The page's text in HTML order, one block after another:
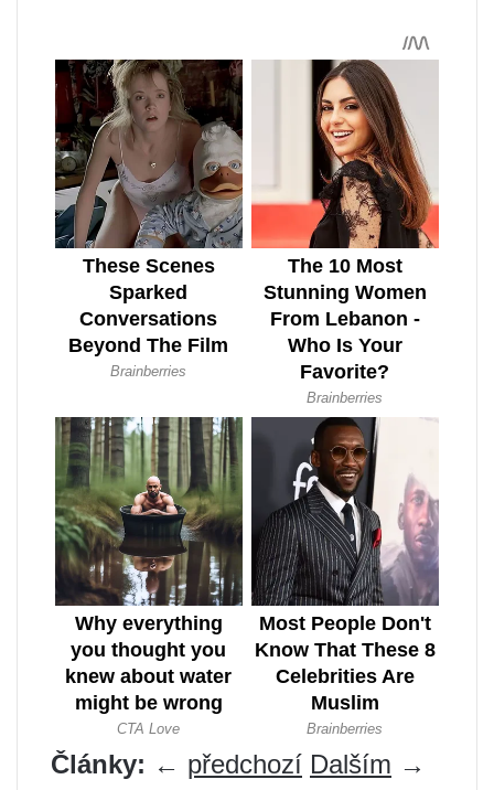
Články: ← předchozí Dalším →